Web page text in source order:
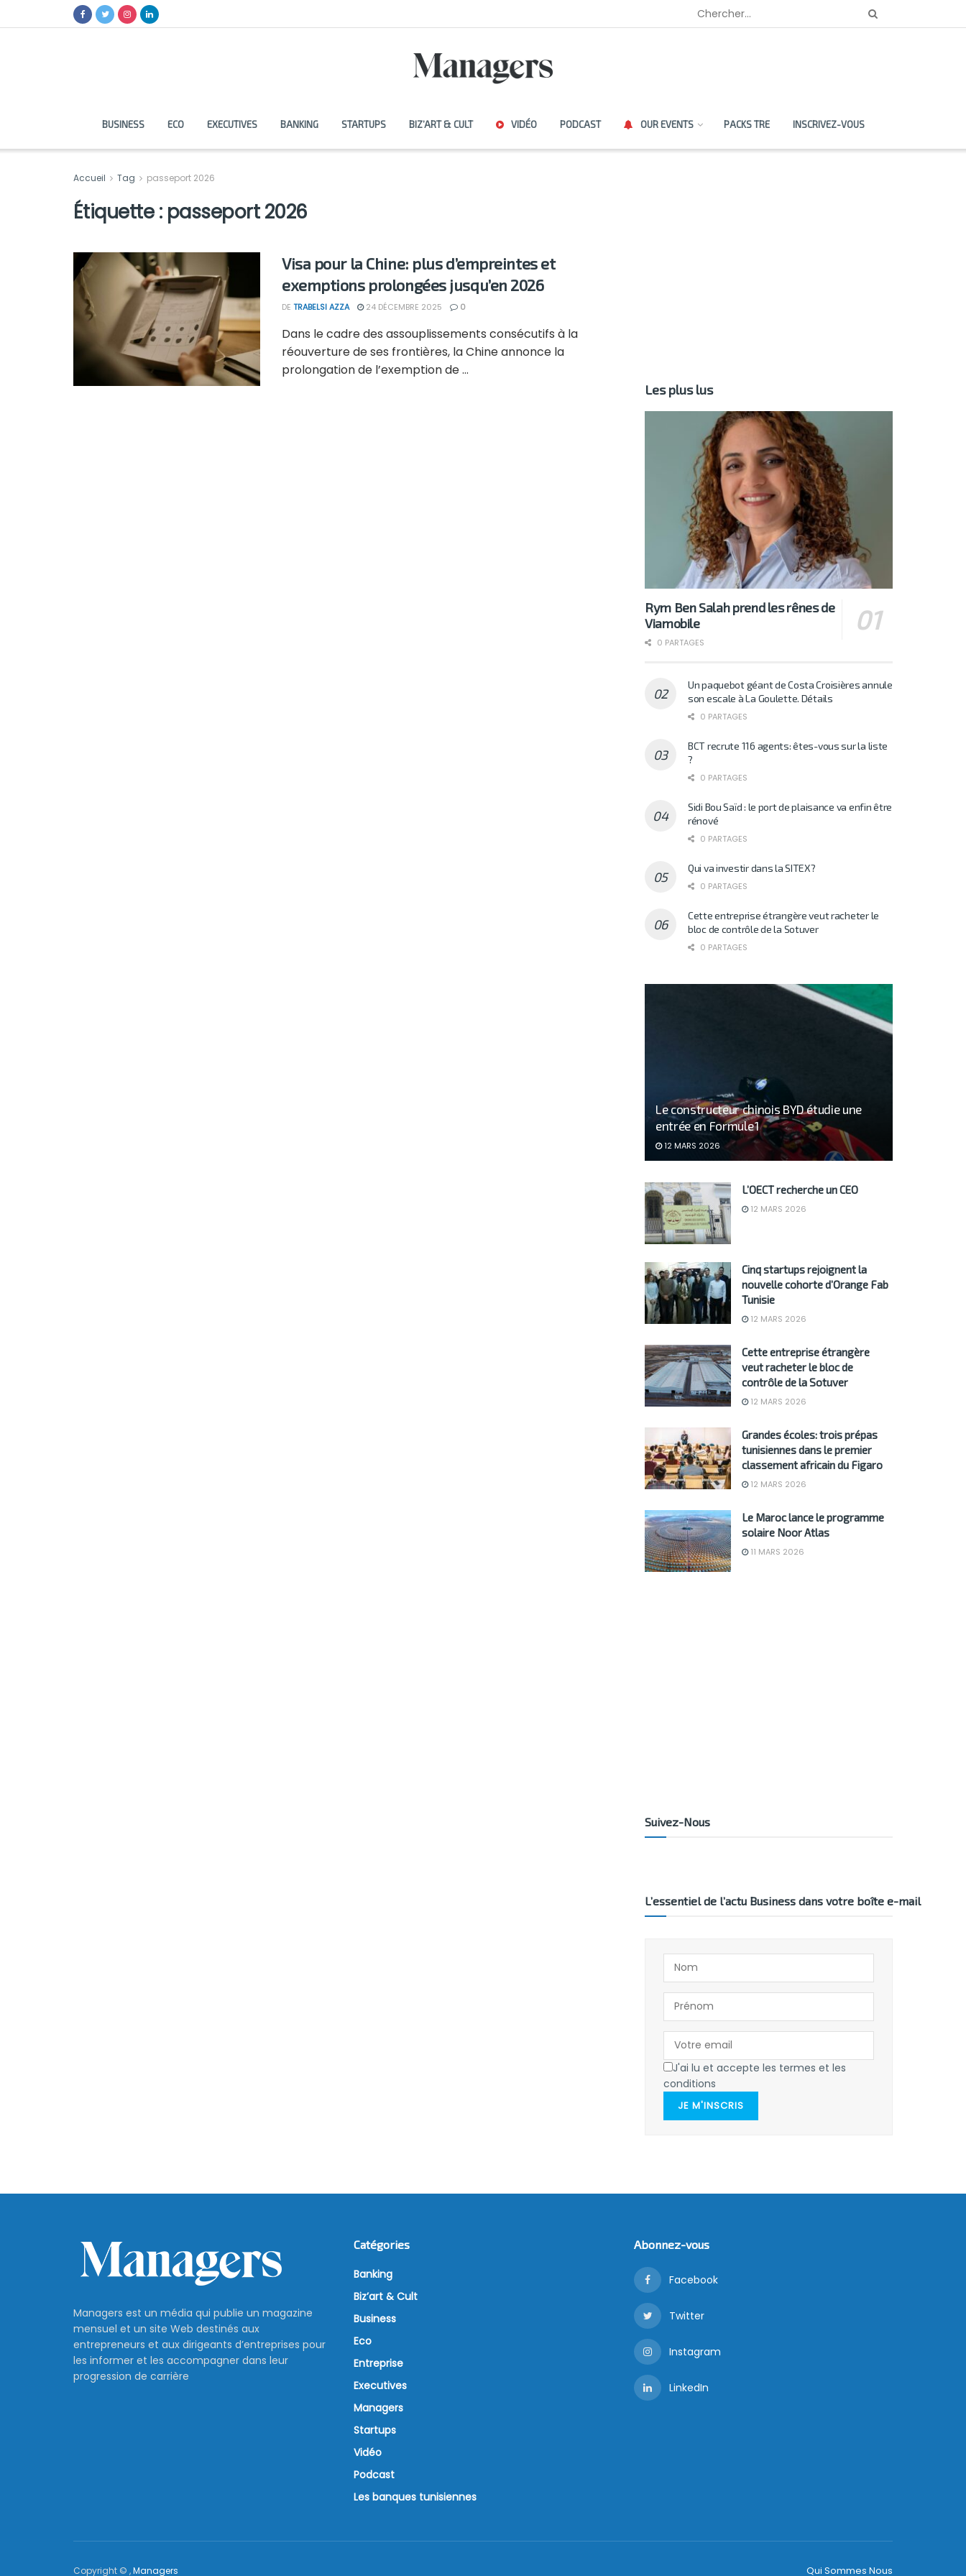
BUSINESS ECO EXECUTIVES BANKING STARTUPS BIZ’ART & CULT VIDÉO PODCAST OUR EVENTS PACKS TRE INSCRIVEZ-VOUS
Accueil Tag passeport 2026
Étiquette : passeport 2026
Visa pour la Chine: plus d’empreintes et
exemptions prolongées jusqu’en 2026
DE TRABELSI AZZA 24 DÉCEMBRE 2025 0
Dans le cadre des assouplissements consécutifs à la
réouverture de ses frontières, la Chine annonce la
prolongation de l’exemption de ...
Les plus lus
Rym Ben Salah prend les rênes de
Viamobile
0 PARTAGES
Un paquebot géant de Costa Croisières annule
son escale à La Goulette. Détails
0 PARTAGES
BCT recrute 116 agents: êtes-vous sur la liste
?
0 PARTAGES
Sidi Bou Saïd : le port de plaisance va enfin être
rénové
0 PARTAGES
Qui va investir dans la SITEX?
0 PARTAGES
Cette entreprise étrangère veut racheter le
bloc de contrôle de la Sotuver
0 PARTAGES
Le constructeur chinois BYD étudie une
entrée en Formule 1
12 MARS 2026
L’OECT recherche un CEO
12 MARS 2026
Cinq startups rejoignent la
nouvelle cohorte d’Orange Fab
Tunisie
12 MARS 2026
Cette entreprise étrangère
veut racheter le bloc de
contrôle de la Sotuver
12 MARS 2026
Grandes écoles: trois prépas
tunisiennes dans le premier
classement africain du Figaro
12 MARS 2026
Le Maroc lance le programme
solaire Noor Atlas
11 MARS 2026
Suivez-Nous
L’essentiel de l’actu Business dans votre boîte e-mail
J'ai lu et accepte les termes et les
conditions
JE M'INSCRIS
Managers est un média qui publie un magazine
mensuel et un site Web destinés aux
entrepreneurs et aux dirigeants d’entreprises pour
les informer et les accompagner dans leur
progression de carrière
Catégories
Banking
Biz’art & Cult
Business
Eco
Entreprise
Executives
Managers
Startups
Vidéo
Podcast
Les banques tunisiennes
Abonnez-vous
Facebook
Twitter
Instagram
LinkedIn
Qui Sommes Nous
Copyright © ,Managers